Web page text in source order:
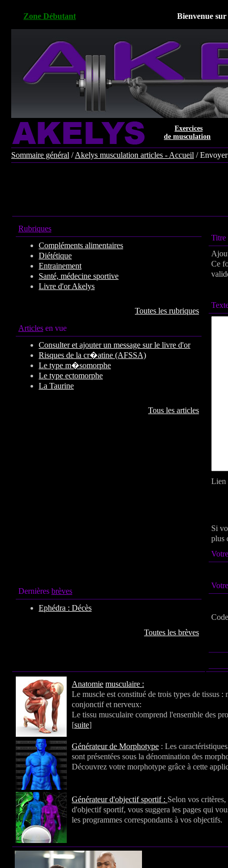
Zone Débutant Bienvenue
Exercices
de musculation
Sommaire général /Akelys musculation articles - Accueil /
Rubriques
Compléments alimentaires
Diététique
Entrainement
Santé, médecine sportive
Livre d'or Akelys
Toutes les rubriques
Articles en vue
Consulter et ajouter un message sur le livre d'or
Risques de la cr�atine (AFSSA)
Le type m�somorphe
Le type ectomorphe
La Taurine
Tous les articles
Dernières brèves
Ephédra : Décès
Toutes les brèves
Titre
Ce
Lien
Si
plus
Anatomie musculaire :
Le muscle est constitué de trois types de tissus :
conjonctif et nerveux:
Le tissu musculaire comprend l'ensemble des
[suite]
Générateur de Morphotype : Les
sont présentées sous la dénomination des
Découvrez votre morphotype grâce à cette
Générateur d'objectif sportif : Selon vos
d'objectif sportif, vous suggera les pages qui
les programmes correspondants à vos objectifs.